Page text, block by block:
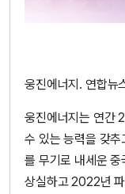
웅진에너지. 연합뉴
웅진에너지는 연
수 있는 능력을 갖추
를 무기로 내세운
상실하고 2022년